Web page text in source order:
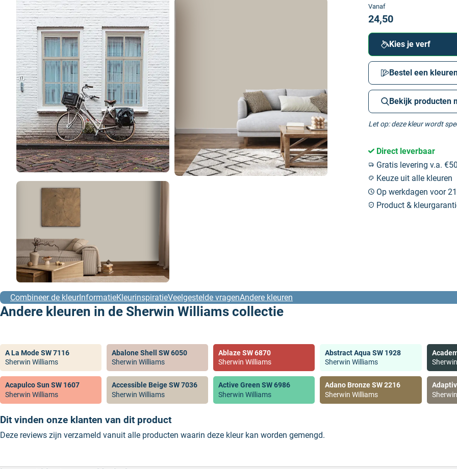
Vanaf
24,50
Kies je verf
Bestel een
Bekijk producten
Let op: deze kleur wordt
Direct leverbaar
Gratis levering v.a.
Keuze uit alle kleuren
Op werkdagen voor
Product &
Combineer de kleurInformatieKleurinspiratieVeelgestelde vragenAndere kleuren
Andere kleuren in de Sherwin Williams collectie
A La Mode SW 7116
Sherwin Williams
Abalone Shell SW 6050
Sherwin Williams
Ablaze SW 6870
Sherwin Williams
Abstract Aqua SW 1928
Sherwin Williams
Acapulco Sun SW 1607
Sherwin Williams
Accessible Beige SW 7036
Sherwin Williams
Active Green SW 6986
Sherwin Williams
Adano Bronze SW 2216
Sherwin Williams
Dit vinden onze klanten van dit product
Deze reviews zijn verzameld vanuit alle producten waarin deze kleur kan worden gemengd.